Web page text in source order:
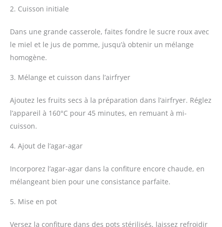
2. Cuisson initiale
Dans une grande casserole, faites fondre le sucre roux avec
le miel et le jus de pomme, jusqu’à obtenir un mélange
homogène.
3. Mélange et cuisson dans l’airfryer
Ajoutez les fruits secs à la préparation dans l’airfryer. Réglez
l’appareil à 160°C pour 45 minutes, en remuant à mi-
cuisson.
4. Ajout de l’agar-agar
Incorporez l’agar-agar dans la confiture encore chaude, en
mélangeant bien pour une consistance parfaite.
5. Mise en pot
Versez la confiture dans des pots stérilisés, laissez refroidir